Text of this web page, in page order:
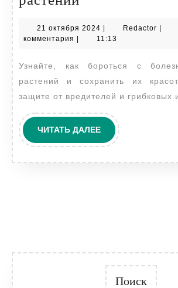
болезнями
растений
21 октября 2024 21
октября
Redactor
комментария
11:13
Узнайте, как бороться с болезнями хвойных
растений и сохранить их
защите от вредителей и грибковых
ЧИТАТЬ ДАЛЕЕЧИТАТЬ
ДАЛЕЕ
Поиск